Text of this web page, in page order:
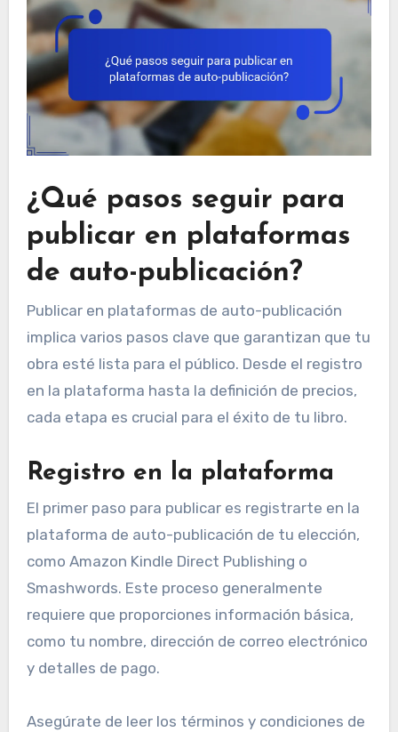
¿Qué pasos seguir para
publicar en plataformas
de auto-publicación?
Publicar en plataformas de auto-publicación
implica varios pasos clave que garantizan que tu
obra esté lista para el público. Desde el registro
en la plataforma hasta la definición de precios,
cada etapa es crucial para el éxito de tu libro.
Registro en la plataforma
El primer paso para publicar es registrarte en la
plataforma de auto-publicación de tu elección,
como Amazon Kindle Direct Publishing o
Smashwords. Este proceso generalmente
requiere que proporciones información básica,
como tu nombre, dirección de correo electrónico
y detalles de pago.
Asegúrate de leer los términos y condiciones de